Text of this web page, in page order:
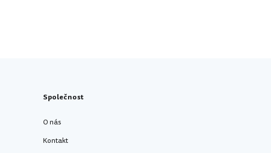
Společnost
O nás
Kontakt